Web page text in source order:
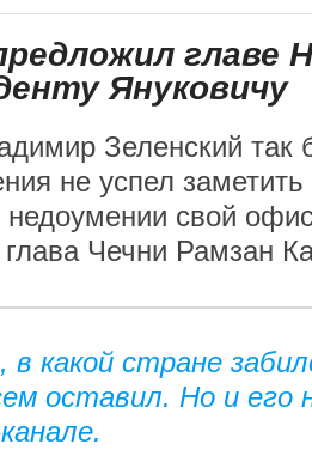
главе
Януковичу
Зеленский так
не успел
свой
Чечни Рамзан
какой стране
оставил. Но и его